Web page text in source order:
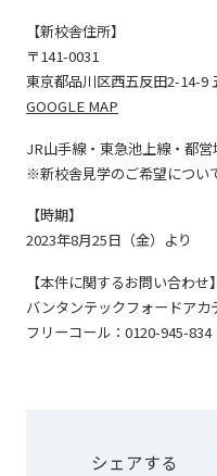
【新校舎住所】
〒141-0031
東京都品川区西五反田2-14-9
GOOGLE MAP
JR山手線・東急池上線・都
※新校舎見学のご希望につい
【時期】
2023年8月25日（金）より
【本件に関するお問い合わせ】
バンタンテックフォードアカ
フリーコール：0120-945-834
シェアする